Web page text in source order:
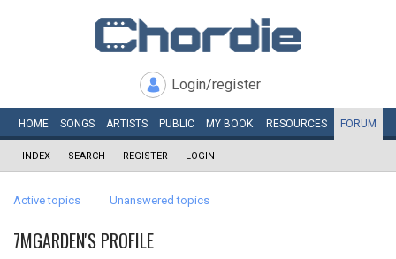
Login/register
HOME SONGS ARTISTS PUBLIC MY BOOK RESOURCES FORUM
INDEX SEARCH REGISTER LOGIN
Active topics Unanswered topics
7MGARDEN'S PROFILE